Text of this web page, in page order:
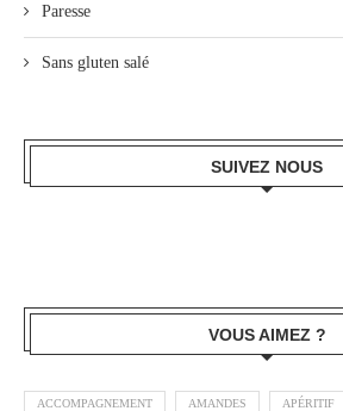
Paresse
Sans gluten salé
SUIVEZ NOUS
VOUS AIMEZ ?
ACCOMPAGNEMENT AMANDES APÉRITIF